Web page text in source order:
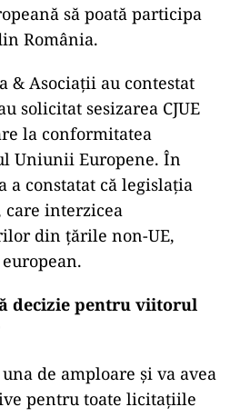
să poată participa
România.
& Asociații au contestat
solicitat sesizarea CJUE
la conformitatea
Uniunii Europene. În
a constatat că legislația
interzicea
din țările non-UE,
decizie pentru viitorul
de amploare și va avea
pentru toate licitațiile